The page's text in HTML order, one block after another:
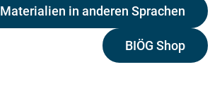
Materialien in anderen Sprachen
BIÖG Shop